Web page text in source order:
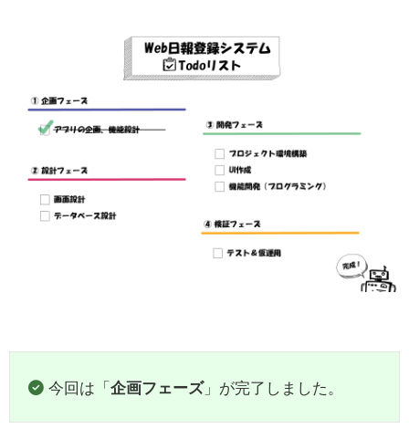
今回は「企画フェーズ」が完了しました。